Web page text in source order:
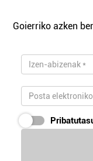
Goierriko azken